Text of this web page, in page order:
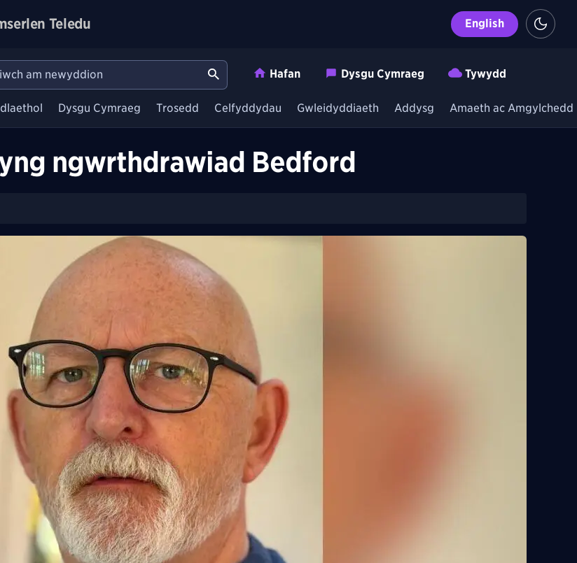
Teledu English
Hafan Dysgu Cymraeg Tywydd
Dysgu Cymraeg Trosedd Celfyddydau Gwleidyddiaeth Addysg Amaeth ac Amgylchedd
ngwrthdrawiad Bedford